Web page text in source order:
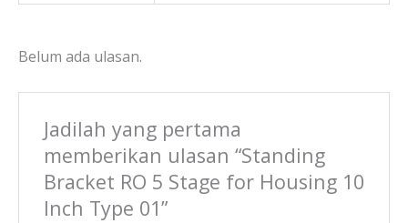
Belum ada ulasan.
Jadilah yang pertama
memberikan ulasan “Standing
Bracket RO 5 Stage for Housing 10
Inch Type 01”